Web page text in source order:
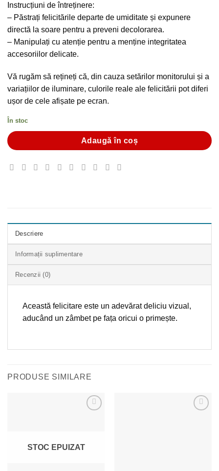
Instrucțiuni de întreținere:
– Păstrați felicitările departe de umiditate și expunere
directă la soare pentru a preveni decolorarea.
– Manipulați cu atenție pentru a menține integritatea
accesoriilor delicate.
Vă rugăm să rețineți că, din cauza setărilor monitorului și a
variațiilor de iluminare, culorile reale ale felicitării pot diferi
ușor de cele afișate pe ecran.
În stoc
Adaugă în coș
Descriere
Informații suplimentare
Recenzii (0)
Această felicitare este un adevărat deliciu vizual,
aducând un zâmbet pe fața oricui o primește.
PRODUSE SIMILARE
STOC EPUIZAT